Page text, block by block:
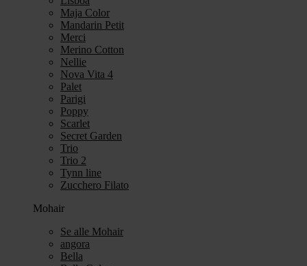
Maja Color
Mandarin Petit
Merci
Merino Cotton
Nellie
Nova Vita 4
Palet
Parigi
Poppy
Scarlet
Secret Garden
Trio
Trio 2
Tynn line
Zucchero Filato
Mohair
Se alle Mohair
angora
Bella